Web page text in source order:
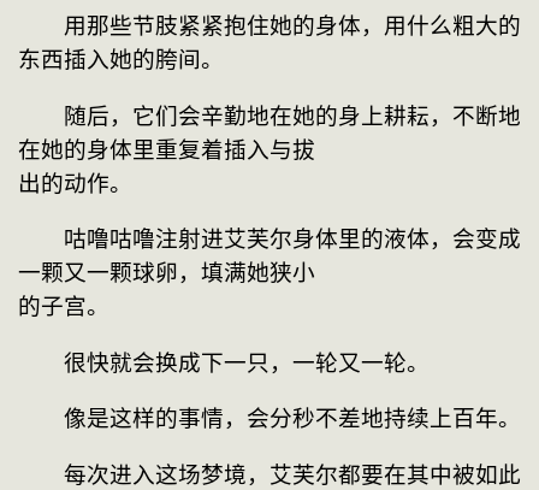
用那些节肢紧紧抱住她的身体，用什么粗大的
东西插入她的胯间。
随后，它们会辛勤地在她的身上耕耘，不断地
在她的身体里重复着插入与拔
出的动作。
咕噜咕噜注射进艾芙尔身体里的液体，会变成
一颗又一颗球卵，填满她狭小
的子宫。
很快就会换成下一只，一轮又一轮。
像是这样的事情，会分秒不差地持续上百年。
每次进入这场梦境，艾芙尔都要在其中被如此